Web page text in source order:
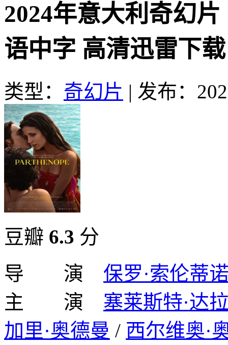
2024年意大利奇幻
语中字 高清迅雷下载
类型： 奇幻片 | 发布：
豆瓣 6.3 分
导 演 保罗·索伦蒂
主 演 塞莱斯特·达
加里·奥德曼 / 西尔维奥·